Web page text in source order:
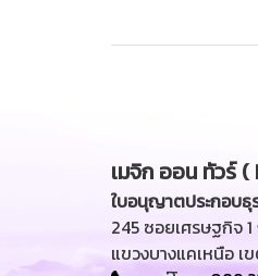
เมจิก ออน ทัวร์ (
ใบอนุญาตประกอบธุ
245 ซอยเศรษฐกิจ
แขวงบางแคเหนือ เ